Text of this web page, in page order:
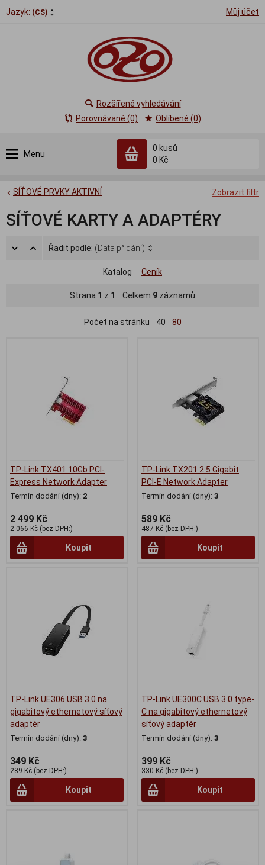
Jazyk: (CS) Můj účet
Menu
0 kusů
0 Kč
Rozšířené vyhledávání
Porovnávané (0)
Oblíbené (0)
Zobrazit filtr
SÍŤOVÉ PRVKY AKTIVNÍ
SÍŤOVÉ KARTY A ADAPTÉRY
Řadit podle: (Data přidání)
Katalog Ceník
Strana 1 z 1 Celkem 9 záznamů
Počet na stránku 40 80
TP-Link TX401 10Gb PCI-
Express Network Adapter
Termín dodání (dny): 2
2 499 Kč
2 066 Kč (bez DPH:)
Koupit
TP-Link TX201 2.5 Gigabit
PCI-E Network Adapter
Termín dodání (dny): 3
589 Kč
487 Kč (bez DPH:)
Koupit
TP-Link UE306 USB 3.0 na
gigabitový ethernetový síťový
adaptér
Termín dodání (dny): 3
349 Kč
289 Kč (bez DPH:)
Koupit
TP-Link UE300C USB 3.0 type-
C na gigabitový ethernetový
síťový adaptér
Termín dodání (dny): 3
399 Kč
330 Kč (bez DPH:)
Koupit